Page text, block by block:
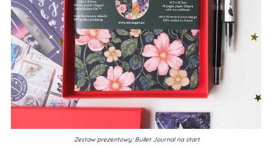
Zestaw prezentowy: Bullet Journal na start